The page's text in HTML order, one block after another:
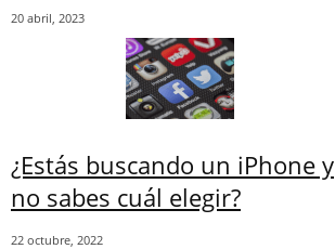
20 abril, 2023
¿Estás buscando un iPhone y
no sabes cuál elegir?
22 octubre, 2022